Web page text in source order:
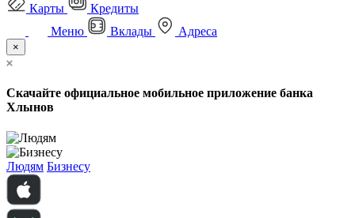
Карты
Кредиты
Меню
Вклады Адреса
×
Скачайте официальное мобильное приложение банка
Хлынов
Людям Бизнесу